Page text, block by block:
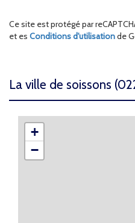
Ce site est protégé par
et es Conditions d'utilisationde
la ville de soissons
+
−